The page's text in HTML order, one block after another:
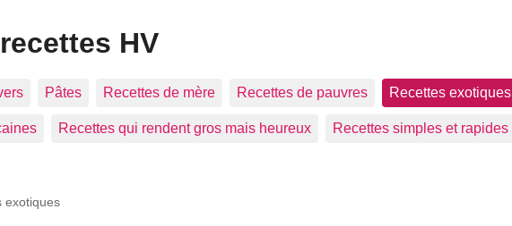
HV
Pâtes Recettes de mère Recettes de pauvres Recettes exotiques
Recettes qui rendent gros mais heureux Recettes simples et rapides
exotiques